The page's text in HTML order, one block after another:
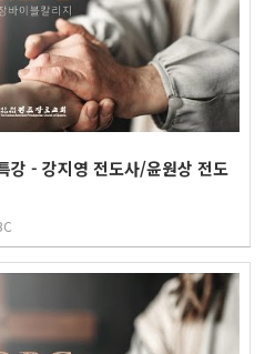
강 - 강지영 전도사/윤원상 전도